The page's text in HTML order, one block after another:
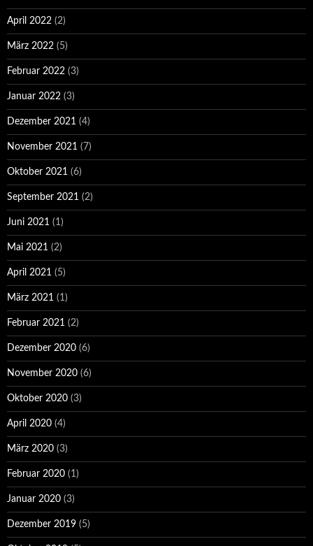
April 2022 (2)
März 2022 (5)
Februar 2022 (3)
Januar 2022 (3)
Dezember 2021 (4)
November 2021 (7)
Oktober 2021 (6)
September 2021 (2)
Juni 2021 (1)
Mai 2021 (2)
April 2021 (5)
März 2021 (1)
Februar 2021 (2)
Dezember 2020 (6)
November 2020 (6)
Oktober 2020 (3)
April 2020 (4)
März 2020 (3)
Februar 2020 (1)
Januar 2020 (3)
Dezember 2019 (5)